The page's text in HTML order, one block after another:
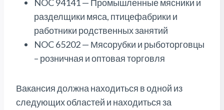
NOC 94141 — Промышленные мясники и
разделщики мяса, птицефабрики и
работники родственных занятий
NOC 65202 — Мясорубки и рыботорговцы
– розничная и оптовая торговля
Вакансия должна находиться в одной из
следующих областей и находиться за